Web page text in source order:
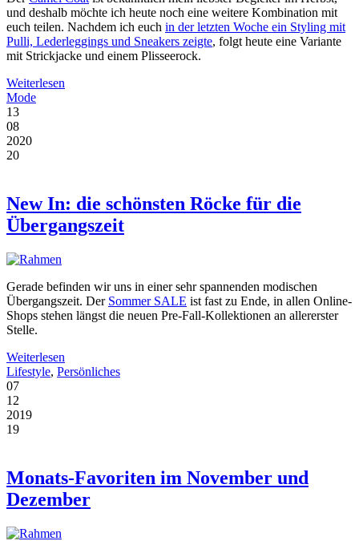
und deshalb möchte ich heute noch eine weitere Kombination mit
euch teilen. Nachdem ich euch in der letzten Woche ein Styling mit
Pulli, Lederleggings und Sneakers zeigte, folgt heute eine Variante
mit Strickjacke und einem Plisseerock.
Weiterlesen
Mode
13
08
2020
20
New In: die schönsten Röcke für die
Übergangszeit
Gerade befinden wir uns in einer sehr spannenden modischen
Übergangszeit. Der Sommer SALE ist fast zu Ende, in allen Online-
Shops stehen längst die neuen Pre-Fall-Kollektionen an allererster
Stelle.
Weiterlesen
Lifestyle, Persönliches
07
12
2019
19
Monats-Favoriten im November und
Dezember